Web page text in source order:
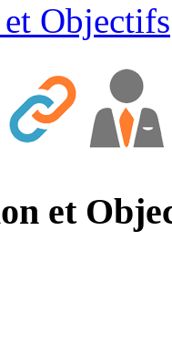
Objectifs
et